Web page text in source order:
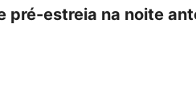
pré-estreia na noite